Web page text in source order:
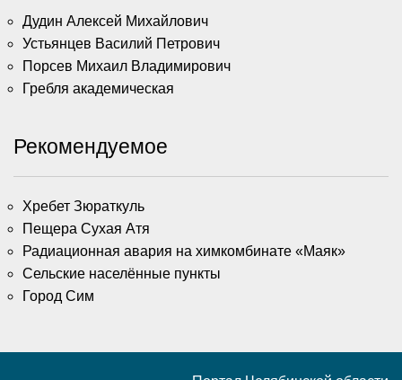
Дудин Алексей Михайлович
Устьянцев Василий Петрович
Порсев Михаил Владимирович
Гребля академическая
Рекомендуемое
Хребет Зюраткуль
Пещера Сухая Атя
Радиационная авария на химкомбинате «Маяк»
Сельские населённые пункты
Город Сим